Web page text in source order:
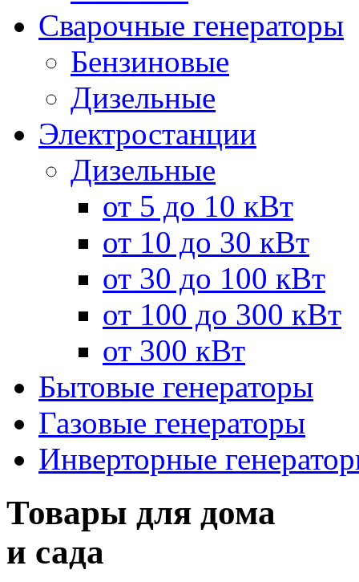
Сварочные генераторы
Бензиновые
Дизельные
Электростанции
Дизельные
от 5 до 10 кВт
от 10 до 30 кВт
от 30 до 100 кВт
от 100 до 300 кВт
от 300 кВт
Бытовые генераторы
Газовые генераторы
Инверторные
Товары для дома
и сада